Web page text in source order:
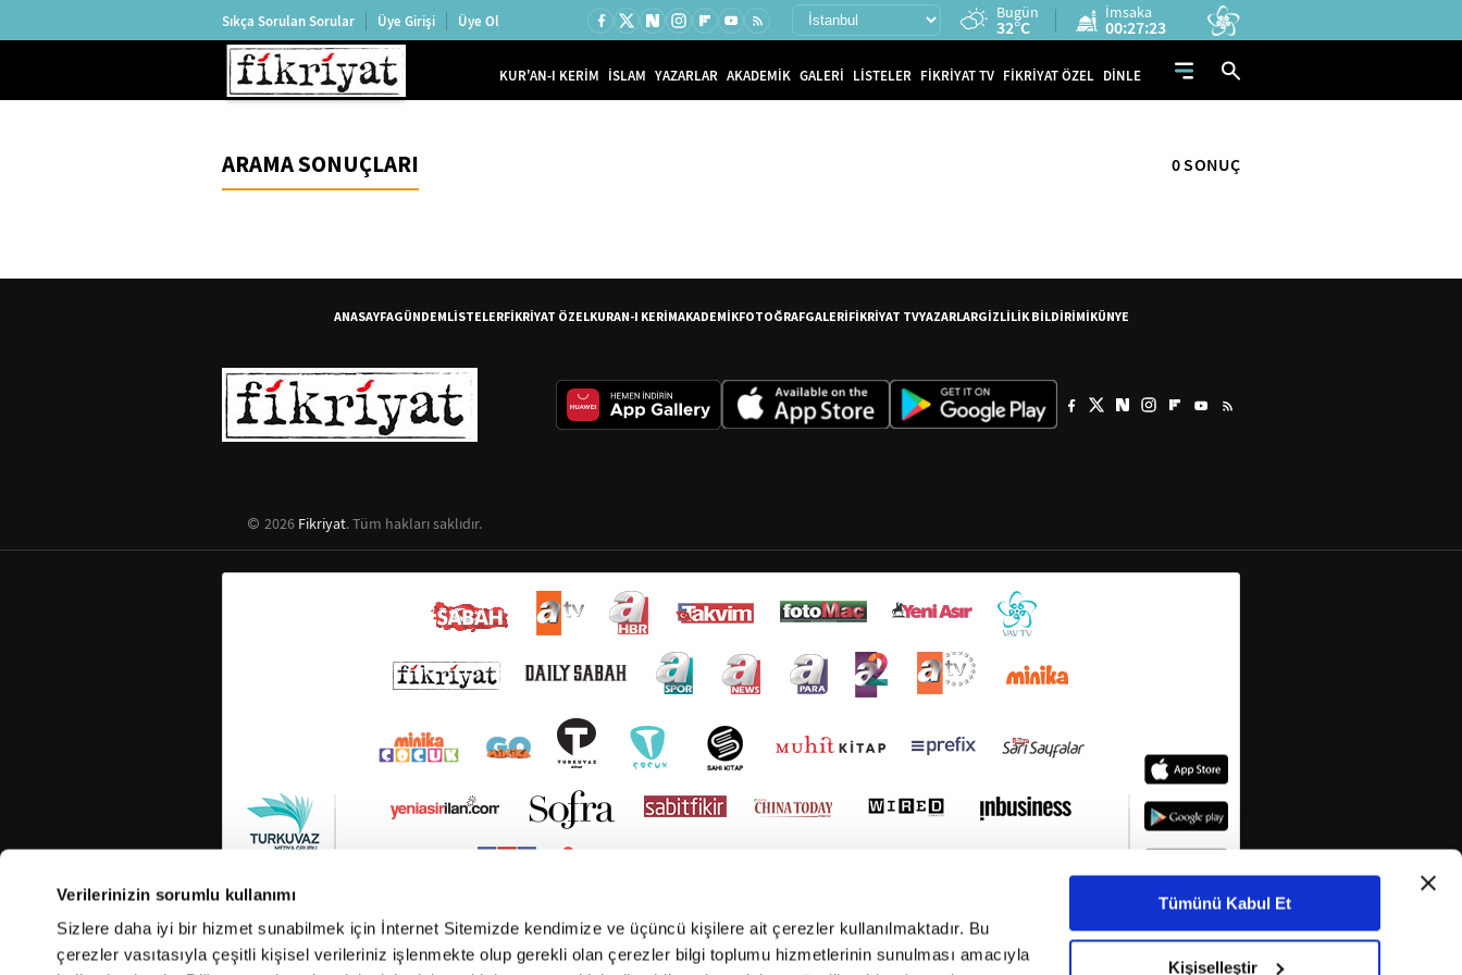
Verilerinizin sorumlu kullanımı
Sizlere daha iyi bir hizmet sunabilmek için İnternet Sitemizde kendimize ve üçüncü kişilere ait çerezler kullanılmaktadır. Bu
çerezler vasıtasıyla çeşitli kişisel verileriniz işlenmekte olup gerekli olan çerezler bilgi toplumu hizmetlerinin sunulması amacıyla
Tümünü Kabul Et
Kişiselleştir
Sıkça Sorulan Sorular Üye Girişi Üye Ol Bugün
32°C
İmsaka
00:27:22
KUR'AN-I KERİM İSLAM YAZARLAR AKADEMİK GALERİ LİSTELER FİKRİYAT TV FİKRİYAT ÖZEL DİNLE
ARAMA SONUÇLARI 0 SONUÇ
ANASAYFAGÜNDEMLİSTELERFİKRİYAT ÖZELKURAN-I KERİMAKADEMİKFOTOĞRAFGALERİFİKRİYAT TVYAZARLARGİZLİLİK BİLDİRİMİKÜNYE
2026 Fikriyat. Tüm hakları saklıdır.